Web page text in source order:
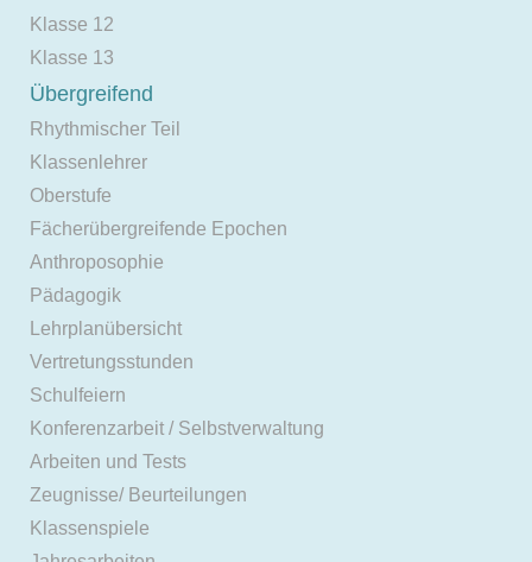
Klasse 12
Klasse 13
Übergreifend
Rhythmischer Teil
Klassenlehrer
Oberstufe
Fächerübergreifende Epochen
Anthroposophie
Pädagogik
Lehrplanübersicht
Vertretungsstunden
Schulfeiern
Konferenzarbeit / Selbstverwaltung
Arbeiten und Tests
Zeugnisse/ Beurteilungen
Klassenspiele